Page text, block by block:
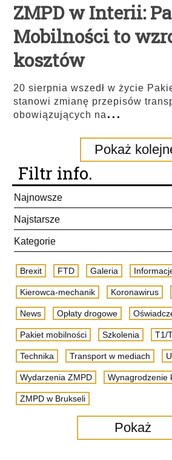
ZMPD w Interii:
Mobilności to
kosztów
20 sierpnia wszedł w życie
stanowi zmianę przepisów
obowiązujących na...
Pokaż
Filtr info.
Najnowsze
Najstarsze
Kategorie
Brexit FTD Galeria
Kierowca-mechanik Koronawirus
News Opłaty drogowe
Pakiet mobilności Szkolenia T1/
Technika Transport w mediach
Wydarzenia ZMPD Wynagrodzenie
ZMPD w Brukseli
Pokaż